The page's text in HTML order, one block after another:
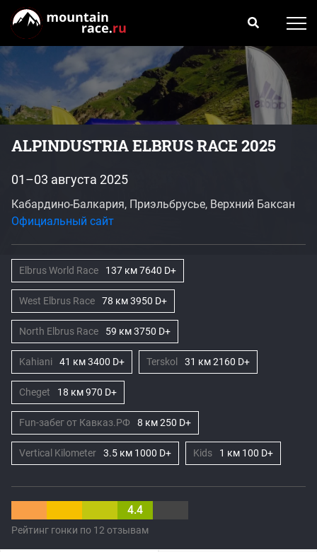
ALPINDUSTRIA ELBRUS RACE 2025
4.4
Рейтинг гонки по 12 отзывам
01–03 августа 2025
Кабардино-Балкария, Приэльбрусье, Верхний Баксан
Официальный сайт
Elbrus World Race 137 км 7640 D+
West Elbrus Race 78 км 3950 D+
North Elbrus Race 59 км 3750 D+
Kahiani 41 км 3400 D+ Terskol 31 км 2160 D+
Cheget 18 км 970 D+
Fun-забег от Кавказ.РФ 8 км 250 D+
Vertical Kilometer 3.5 км 1000 D+ Kids 1 км 100 D+